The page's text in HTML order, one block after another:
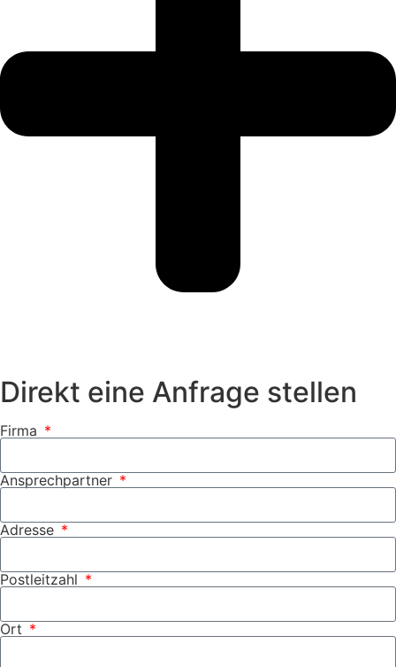
Direkt eine Anfrage stellen
Firma
Ansprechpartner
Adresse
Postleitzahl
Ort